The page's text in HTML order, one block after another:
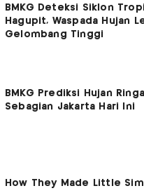
BMKG Deteksi Siklon
Hagupit, Waspada Hujan
Gelombang Tinggi
BMKG Prediksi Hujan
Sebagian Jakarta Hari Ini